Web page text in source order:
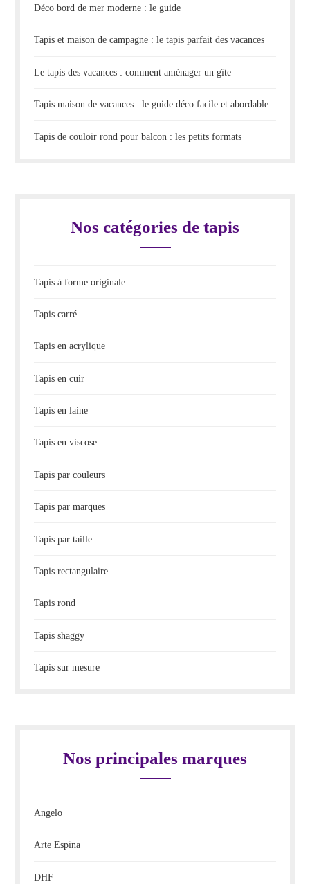
Déco bord de mer moderne : le guide
Tapis et maison de campagne : le tapis parfait des vacances
Le tapis des vacances : comment aménager un gîte
Tapis maison de vacances : le guide déco facile et abordable
Tapis de couloir rond pour balcon : les petits formats
Nos catégories de tapis
Tapis à forme originale
Tapis carré
Tapis en acrylique
Tapis en cuir
Tapis en laine
Tapis en viscose
Tapis par couleurs
Tapis par marques
Tapis par taille
Tapis rectangulaire
Tapis rond
Tapis shaggy
Tapis sur mesure
Nos principales marques
Angelo
Arte Espina
DHF